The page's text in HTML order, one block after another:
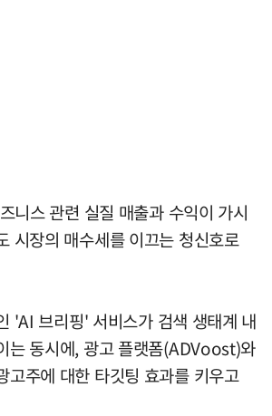
니스 관련 실질 매출과 수익이 가시
시장의 매수세를 이끄는 청신호로
'AI 브리핑' 서비스가 검색 생태계 내
는 동시에, 광고 플랫폼(ADVoost)와
고주에 대한 타깃팅 효과를 키우고